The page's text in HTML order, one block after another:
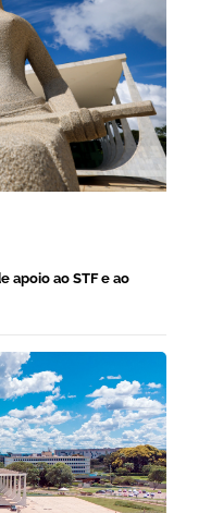
apoio ao STF e ao